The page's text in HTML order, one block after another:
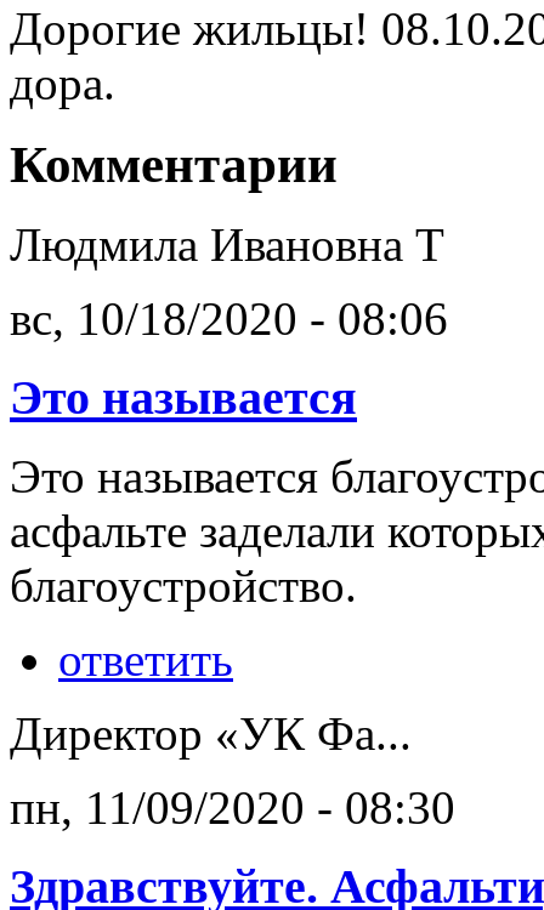
Дорогие жильцы!
дора.
Комментарии
Людмила Ивановна Т
вс, 10/18/2020 - 08:06
Это называется
Это называется
асфальте заделали
благоустройство.
ответить
Директор «УК Фа...
пн, 11/09/2020 - 08:30
Здравствуйте.